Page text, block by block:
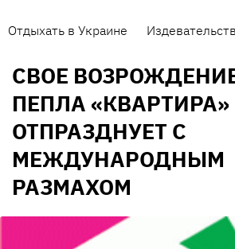
Отдыхать в Украине
СВОЕ
ПЕПЛА «КВАРТИРА»
ОТПРАЗДНУЕТ С
МЕЖДУНАРОДНЫМ
РАЗМАХОМ